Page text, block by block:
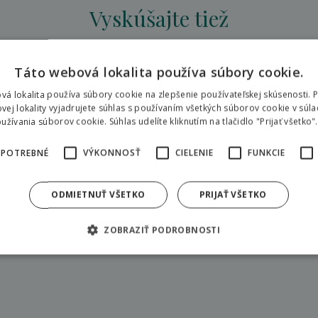
Vyskúšajte tiež
v rezorte
Táto webová lokalita používa súbory cookie.
lokalita používa súbory cookie na zlepšenie používateľskej skúsenosti.
lokality vyjadrujete súhlas s používaním všetkých súborov cookie v
súborov cookie. Súhlas udelíte kliknutím na tlačidlo "Prijať všetko".
VÝKONNOSŤ CIELENIE FUNKCIE
PRIJAŤ VŠETKO
ODMIETNUŤ VŠETKO
ZOBRAZIŤ PODROBNOSTI